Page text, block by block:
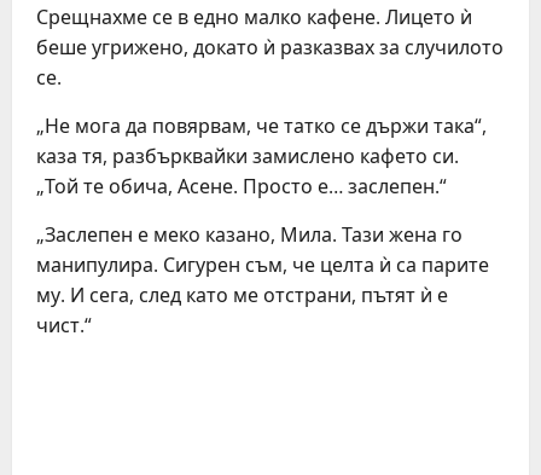
Срещнахме се в едно малко кафене. Лицето ѝ
беше угрижено, докато ѝ разказвах за случилото
се.
„Не мога да повярвам, че татко се държи така“,
каза тя, разбърквайки замислено кафето си.
„Той те обича, Асене. Просто е… заслепен.“
„Заслепен е меко казано, Мила. Тази жена го
манипулира. Сигурен съм, че целта ѝ са парите
му. И сега, след като ме отстрани, пътят ѝ е
чист.“